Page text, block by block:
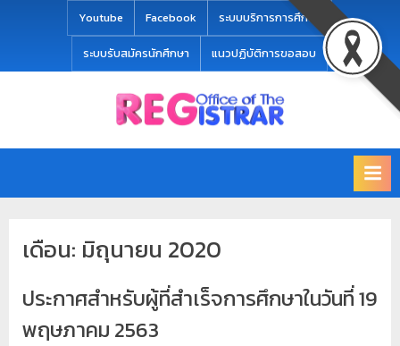
Youtube Facebook ระบบบริการการศึกษา
ระบบรับสมัครนักศึกษา แนวปฏิบัติการขอสอบ
นั
ท
ย
the
เดือน: มิถุนายน 2020
ประกาศสำหรับผู้ที่สำเร็จการศึกษาในวันที่ 19
พฤษภาคม 2563
modal-check